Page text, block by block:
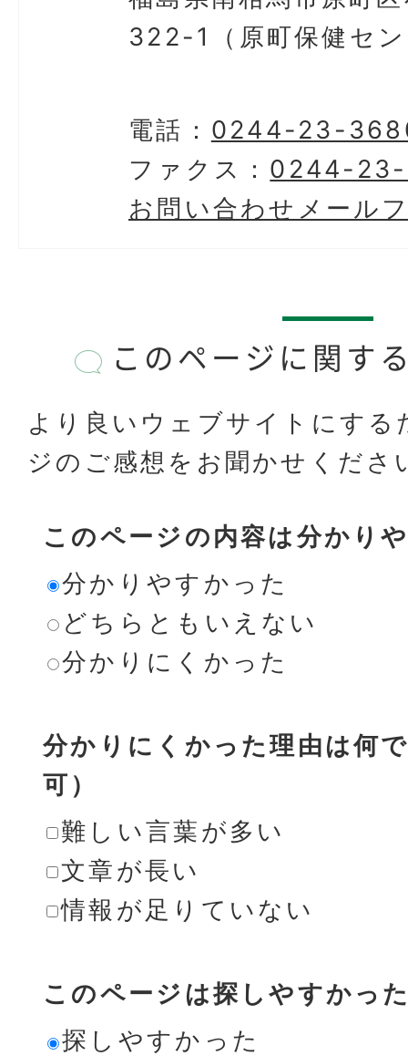
322-1（原町保健セ
電話： 0244-23-
ファクス： 0244-
お問い合わせメール
このページに関す
より良いウェブサイトにする
ジのご感想をお聞かせくださ
このページの内容は分かり
分かりやすかった
どちらともいえない
分かりにくかった
分かりにくかった理由は何
可）
難しい言葉が多い
文章が長い
情報が足りていない
このページは探しやすかっ
探しやすかった